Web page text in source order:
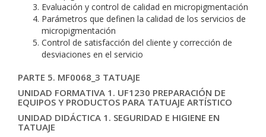
Evaluación y control de calidad en micropigmentación
Parámetros que definen la calidad de los servicios de
micropigmentación
Control de satisfacción del cliente y corrección de
desviaciones en el servicio
PARTE 5. MF0068_3 TATUAJE
UNIDAD FORMATIVA 1. UF1230 PREPARACIÓN DE
EQUIPOS Y PRODUCTOS PARA TATUAJE ARTÍSTICO
UNIDAD DIDÁCTICA 1. SEGURIDAD E HIGIENE EN
TATUAJE